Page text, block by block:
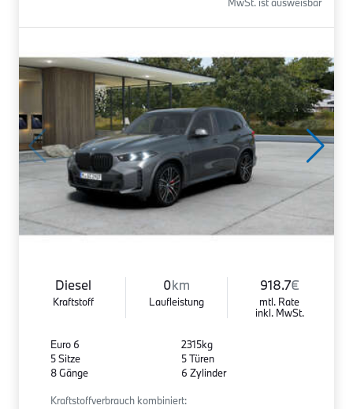
MwSt. ist ausweisbar
Diesel
Kraftstoff
0km
Laufleistung
918.7€
mtl. Rate
inkl. MwSt.
Euro 6
5 Sitze
8 Gänge
2315kg
5 Türen
6 Zylinder
Kraftstoffverbrauch kombiniert: